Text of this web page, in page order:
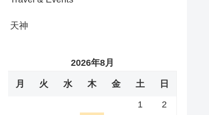
天神
2026年8月
月 火 水 木 金 土 日
1
2